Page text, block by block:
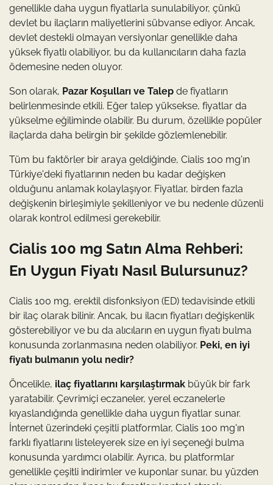
genellikle daha uygun fiyatlarla sunulabiliyor, çünkü
devlet bu ilaçların maliyetlerini sübvanse ediyor. Ancak,
devlet destekli olmayan versiyonlar genellikle daha
yüksek fiyatlı olabiliyor, bu da kullanıcıların daha fazla
ödemesine neden oluyor.
Son olarak, Pazar Koşulları ve Talep de fiyatların
belirlenmesinde etkili. Eğer talep yüksekse, fiyatlar da
yükselme eğiliminde olabilir. Bu durum, özellikle popüler
ilaçlarda daha belirgin bir şekilde gözlemlenebilir.
Tüm bu faktörler bir araya geldiğinde, Cialis 100 mg'ın
Türkiye'deki fiyatlarının neden bu kadar değişken
olduğunu anlamak kolaylaşıyor. Fiyatlar, birden fazla
değişkenin birleşimiyle şekilleniyor ve bu nedenle düzenli
olarak kontrol edilmesi gerekebilir.
Cialis 100 mg Satın Alma Rehberi:
En Uygun Fiyatı Nasıl Bulursunuz?
Cialis 100 mg, erektil disfonksiyon (ED) tedavisinde etkili
bir ilaç olarak bilinir. Ancak, bu ilacın fiyatları değişkenlik
gösterebiliyor ve bu da alıcıların en uygun fiyatı bulma
konusunda zorlanmasına neden olabiliyor. Peki, en iyi
fiyatı bulmanın yolu nedir?
Öncelikle, ilaç fiyatlarını karşılaştırmak büyük bir fark
yaratabilir. Çevrimiçi eczaneler, yerel eczanelerle
kıyaslandığında genellikle daha uygun fiyatlar sunar.
İnternet üzerindeki çeşitli platformlar, Cialis 100 mg'ın
farklı fiyatlarını listeleyerek size en iyi seçeneği bulma
konusunda yardımcı olabilir. Ayrıca, bu platformlar
genellikle çeşitli indirimler ve kuponlar sunar, bu yüzden